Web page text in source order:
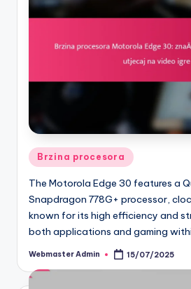
Posted
in
Brzina procesora
The Motorola Edge 30 features a
Snapdragon 778G+ processor,
known for its high efficiency and
both applications and gaming
Posted
Webmaster Admin 15/07/2025